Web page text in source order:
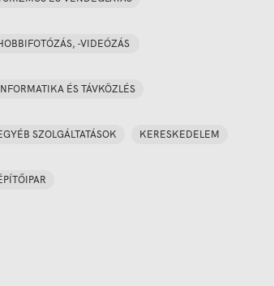
-VIDEÓZÁS
ÉS TÁVKÖZLÉS
SZOLGÁLTATÁSOK KERESKEDELEM